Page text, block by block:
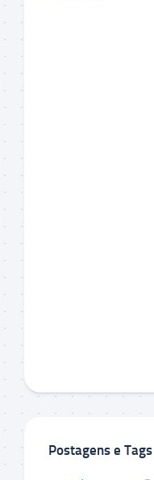
Postagens e Tags